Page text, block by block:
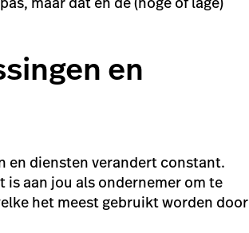
en
en diensten verandert constant.
is aan jou als ondernemer om te
het meest gebruikt worden door